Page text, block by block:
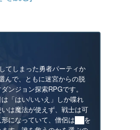
てしまった勇者パーティか
んで、ともに迷宮からの脱
ンジョン探索RPGです。
「はい/いいえ」しか喋れ
は魔法が使えず、戦士は可
になっていて、僧侶は██を